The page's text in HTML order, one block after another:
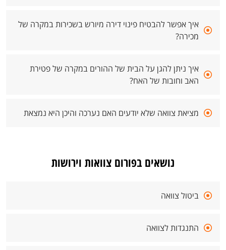
איך אפשר להבטיח פינוי דירה מיורש בשכירות במקרה של
מכירה?
איך ניתן להגן על הבית של ההורים במקרה של פטירת
האב וחובות של האח?
מציאת צוואה שלא יודעים האם נערכה והיכן היא נמצאת
נושאים בפורום צוואות וירושות
ביטול צוואה
התנגדות לצוואה